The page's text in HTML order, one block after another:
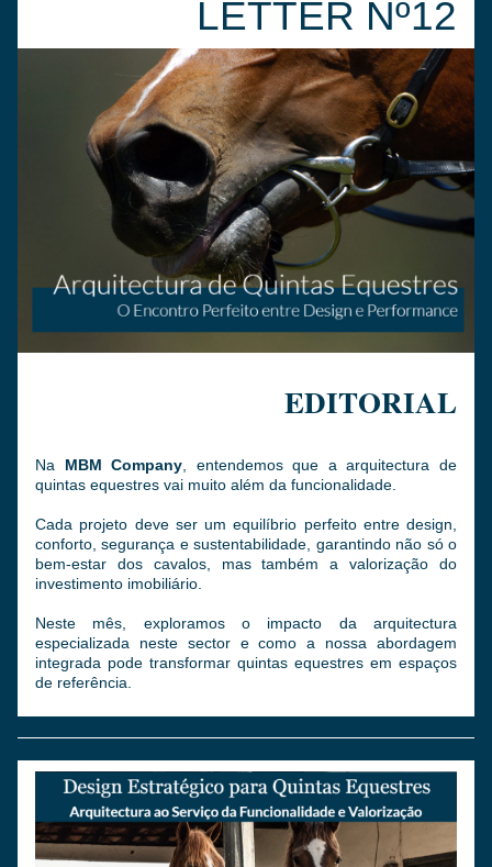
LETTER Nº12
EDITORIAL
Na MBM Company , entendemos que a arquitectura de
quintas equestres vai muito além da funcionalidade.
Cada projeto deve ser um equilíbrio perfeito entre design,
conforto, segurança e sustentabilidade, garantindo não só o
bem-estar dos cavalos, mas também a valorização do
investimento imobiliário.
Neste mês, exploramos o impacto da arquitectura
especializada neste sector e como a nossa abordagem
integrada pode transformar quintas equestres em espaços
de referência.